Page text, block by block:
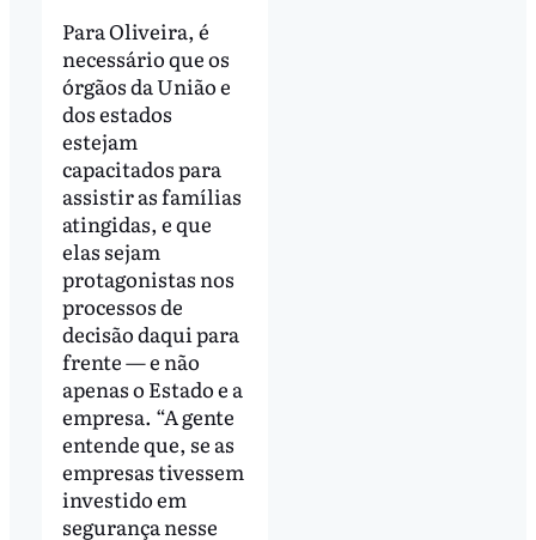
Para Oliveira, é
necessário que os
órgãos da União e
dos estados
estejam
capacitados para
assistir as famílias
atingidas, e que
elas sejam
protagonistas nos
processos de
decisão daqui para
frente — e não
apenas o Estado e a
empresa. “A gente
entende que, se as
empresas tivessem
investido em
segurança nesse